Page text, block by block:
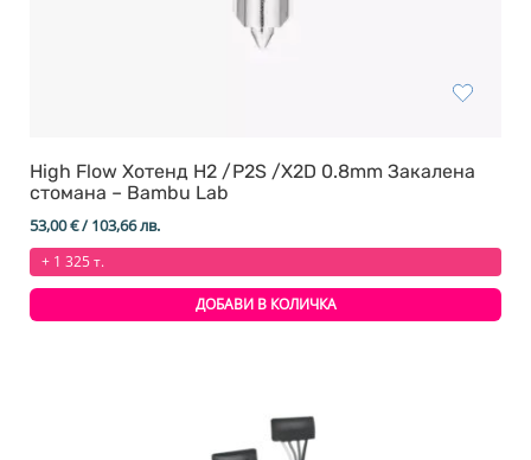
High Flow Хотенд H2 /P2S /X2D 0.8mm Закалена
стомана – Bambu Lab
53,00€/ 103,66 лв.
+ 1 325 т.
ДОБАВИ В КОЛИЧКА